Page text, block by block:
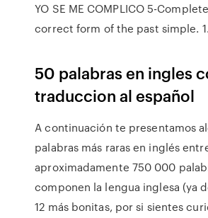
YO SE ME COMPLICO 5-
correct form of the past simple. 1.
50 palabras en ingles
traduccion al español
A continuación te presentamos
palabras más raras en inglés
aproximadamente 750 000
componen la lengua inglesa (ya
12 más bonitas, por si sientes